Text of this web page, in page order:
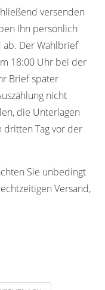
versenden
Ihn persönlich
Der Wahlbrief
18:00 Uhr bei der
Brief später
nicht
die Unterlagen
dritten Tag vor der
Sie unbedingt
Versand,